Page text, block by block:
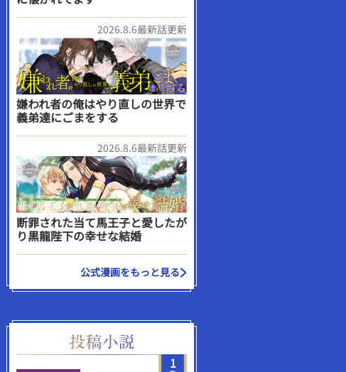
2026.8.6最新話更新
嫌われ者の俺はやり直しの世界で
義弟達にごまをする
2026.8.6最新話更新
断罪された当て馬王子と愛したが
り黒龍陛下の幸せな結婚
公式漫画をもっと見る
1